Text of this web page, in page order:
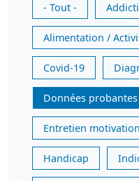
- Tout -
Alimentation /
Covid-19
Données probantes
Entretien
Handicap